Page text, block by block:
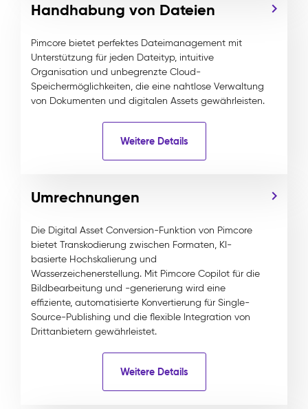
Handhabung von Dateien
Pimcore bietet perfektes Dateimanagement mit
Unterstützung für jeden Dateityp, intuitive
Organisation und unbegrenzte Cloud-
Speichermöglichkeiten, die eine nahtlose Verwaltung
von Dokumenten und digitalen Assets gewährleisten.
Weitere Details
Umrechnungen
Die Digital Asset Conversion-Funktion von Pimcore
bietet Transkodierung zwischen Formaten, KI-
basierte Hochskalierung und
Wasserzeichenerstellung. Mit Pimcore Copilot für die
Bildbearbeitung und -generierung wird eine
effiziente, automatisierte Konvertierung für Single-
Source-Publishing und die flexible Integration von
Drittanbietern gewährleistet.
Weitere Details